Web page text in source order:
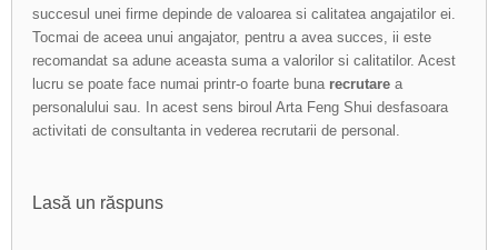
succesul unei firme depinde de valoarea si calitatea angajatilor ei.
Tocmai de aceea unui angajator, pentru a avea succes, ii este
recomandat sa adune aceasta suma a valorilor si calitatilor. Acest
lucru se poate face numai printr-o foarte buna recrutare a
personalului sau. In acest sens biroul Arta Feng Shui desfasoara
activitati de consultanta in vederea recrutarii de personal.
Lasă un răspuns